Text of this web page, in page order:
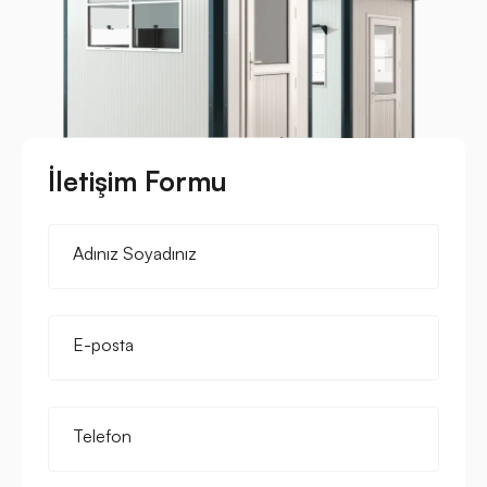
İletişim Formu
Adınız Soyadınız
E-posta
Telefon